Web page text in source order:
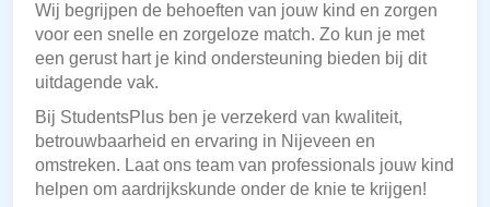
Wij begrijpen de behoeften van jouw kind en zorgen
voor een snelle en zorgeloze match. Zo kun je met
een gerust hart je kind ondersteuning bieden bij dit
uitdagende vak.
Bij StudentsPlus ben je verzekerd van kwaliteit,
betrouwbaarheid en ervaring in Nijeveen en
omstreken. Laat ons team van professionals jouw kind
helpen om aardrijkskunde onder de knie te krijgen!